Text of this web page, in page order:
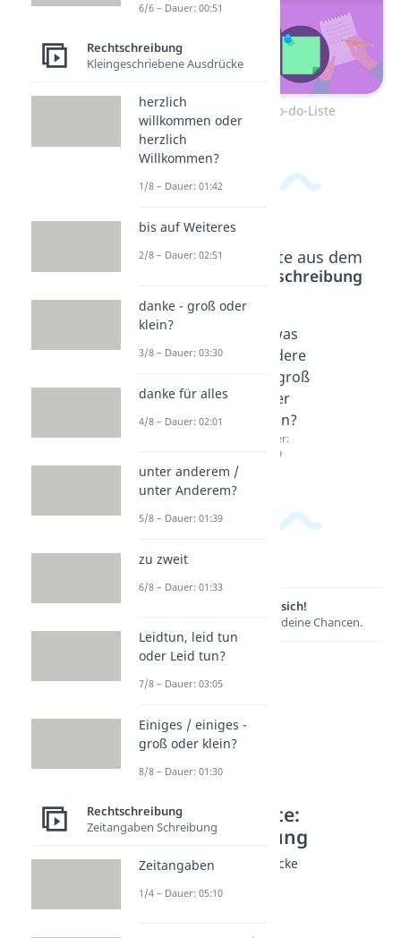
Zum Video: To-do-Liste
Beliebte Inhalte aus dem
Rechtschreibung
ähnlich
es -
oder
klein?
beste -
oder
klein?
etwas
andere
s - groß
oder
klein?
Dauer:
03:09
Lernen lohnt sich!
Entdecke hier deine Chancen.
Weitere Inhalte:
Rechtschreibung
Feststehende Ausdrücke
Dauer: 03:20
6/6 – Dauer: 00:51
Rechtschreibung
Kleingeschriebene Ausdrücke
herzlich
willkommen oder
herzlich
Willkommen?
1/8 – Dauer: 01:42
bis auf Weiteres
2/8 – Dauer: 02:51
danke - groß oder
klein?
3/8 – Dauer: 03:30
danke für alles
4/8 – Dauer: 02:01
unter anderem /
unter Anderem?
5/8 – Dauer: 01:39
zu zweit
6/8 – Dauer: 01:33
Leidtun, leid tun
oder Leid tun?
7/8 – Dauer: 03:05
Einiges / einiges -
groß oder klein?
8/8 – Dauer: 01:30
Rechtschreibung
Zeitangaben Schreibung
Zeitangaben
1/4 – Dauer: 05:10